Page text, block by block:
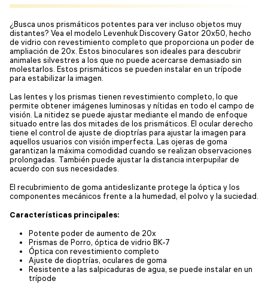
¿Busca unos prismáticos potentes para ver incluso objetos muy
distantes? Vea el modelo Levenhuk Discovery Gator 20x50, hecho
de vidrio con revestimiento completo que proporciona un poder de
ampliación de 20x. Estos binoculares son ideales para descubrir
animales silvestres a los que no puede acercarse demasiado sin
molestarlos. Estos prismáticos se pueden instalar en un trípode
para estabilizar la imagen.
Las lentes y los prismas tienen revestimiento completo, lo que
permite obtener imágenes luminosas y nítidas en todo el campo de
visión. La nitidez se puede ajustar mediante el mando de enfoque
situado entre las dos mitades de los prismáticos. El ocular derecho
tiene el control de ajuste de dioptrías para ajustar la imagen para
aquellos usuarios con visión imperfecta. Las ojeras de goma
garantizan la máxima comodidad cuando se realizan observaciones
prolongadas. También puede ajustar la distancia interpupilar de
acuerdo con sus necesidades.
El recubrimiento de goma antideslizante protege la óptica y los
componentes mecánicos frente a la humedad, el polvo y la suciedad.
Características principales:
Potente poder de aumento de 20x
Prismas de Porro, óptica de vidrio BK-7
Óptica con revestimiento completo
Ajuste de dioptrías, oculares de goma
Resistente a las salpicaduras de agua, se puede instalar en un
trípode